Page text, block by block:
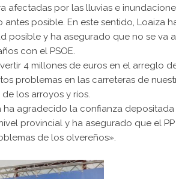
afectadas por las lluvias e
posible. En este sentido, Loaiza
posible y ha asegurado que no se va
con el PSOE.
4 millones de euros en el arreglo
problemas en las carreteras de
los arroyos y ríos.
ha agradecido la confianza depositada
provincial y ha asegurado que el
de los olvereños».